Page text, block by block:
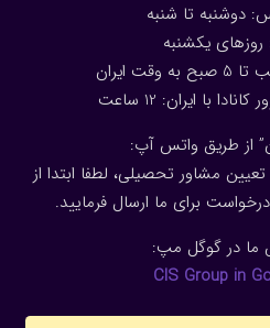
دوشنبه تا شنبه
یکشنبه
با ایران: 1 2 ساعت
از طریق واتس آپ:
مشاور تحصیلی، لطفا ابتدا از
برای ما ارسال فرمایید.
ما در گوگل مپ:
CIS Group in